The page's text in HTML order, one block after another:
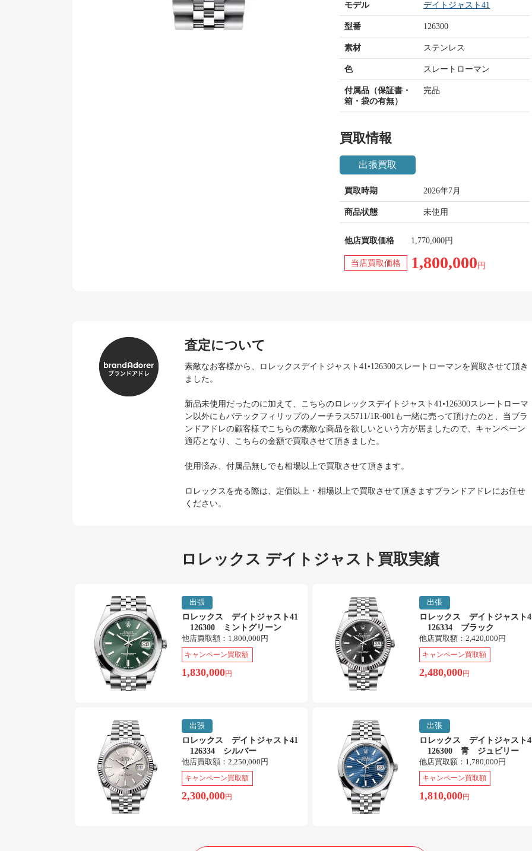
モデル デイトジャスト41
型番 126300
素材 ステンレス
色 スレートローマン
付属品（保証書・
箱・袋の有無）
完品
買取情報
出張買取
買取時期 2026年7月
商品状態 未使用
他店買取価格 1,770,000円
当店買取価格 1,800,000 円
査定について
素敵なお客様から、ロレックスデイトジャスト41•126300スレートローマンを買取させて頂き
ました。
新品未使用だったのに加えて、こちらのロレックスデイトジャスト41•126300スレートローマ
ン以外にもパテックフィリップのノーチラス5711/1R-001も一緒に売って頂けたのと、当ブラ
ンドアドレの顧客様でこちらの素敵な商品を欲しいという方が居ましたので、キャンペーン
適応となり、こちらの金額で買取させて頂きました。
使用済み、付属品無しでも相場以上で買取させて頂きます。
ロレックスを売る際は、定価以上・相場以上で買取させて頂きますブランドアドレにお任せ
ください。
ロレックス デイトジャスト買取実績
出張
ロレックス デイトジャスト41
126300 ミントグリーン
他店買取額： 1,800,000円
キャンペーン買取額
1,830,000円
出張
ロレックス デイトジャスト
126334 ブラック
他店買取額： 2,420,000円
キャンペーン買取額
2,480,000円
出張
ロレックス デイトジャスト41
126334 シルバー
他店買取額： 2,250,000円
キャンペーン買取額
2,300,000円
出張
ロレックス デイトジャスト
126300 青 ジュビリー
他店買取額： 1,780,000円
キャンペーン買取額
1,810,000円